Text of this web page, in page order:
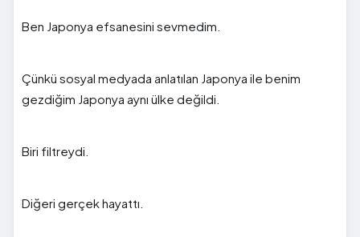
Ben Japonya efsanesini sevmedim.
Çünkü sosyal medyada anlatılan Japonya ile benim
gezdiğim Japonya aynı ülke değildi.
Biri filtreydi.
Diğeri gerçek hayattı.